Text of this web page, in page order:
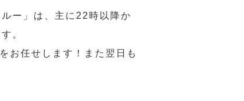
ー」は、主に22時以降か
。
お任せします！また翌日も